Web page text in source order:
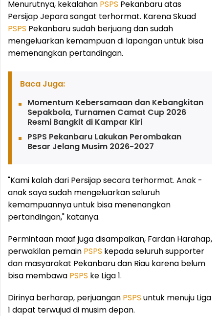
Menurutnya, kekalahan PSPS Pekanbaru atas
Persijap Jepara sangat terhormat. Karena Skuad
PSPS Pekanbaru sudah berjuang dan sudah
mengeluarkan kemampuan di lapangan untuk bisa
memenangkan pertandingan.
Baca Juga:
Momentum Kebersamaan dan Kebangkitan
Sepakbola, Turnamen Camat Cup 2026
Resmi Bangkit di Kampar Kiri
PSPS Pekanbaru Lakukan Perombakan
Besar Jelang Musim 2026-2027
"Kami kalah dari Persijap secara terhormat. Anak -
anak saya sudah mengeluarkan seluruh
kemampuannya untuk bisa menenangkan
pertandingan," katanya.
Permintaan maaf juga disampaikan, Fardan Harahap,
perwakilan pemain PSPS kepada seluruh supporter
dan masyarakat Pekanbaru dan Riau karena belum
bisa membawa PSPS ke Liga 1.
Dirinya berharap, perjuangan PSPS untuk menuju Liga
1 dapat terwujud di musim depan.